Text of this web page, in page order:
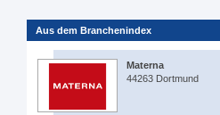
Aus dem Branchenindex
Materna
44263 Dortmund